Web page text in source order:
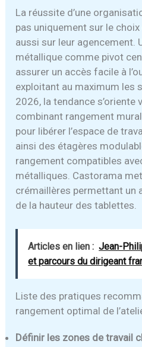
La réussite d’une
pas uniquement sur le
aussi sur leur agencement.
métallique comme pivot
assurer un accès facile à
exploitant au maximum les
2026, la tendance s’oriente
combinant rangement
pour libérer l’espace de
ainsi des étagères
rangement compatibles
métalliques. Castorama
crémaillères permettant un
de la hauteur des tablettes.
Articles en lien : Jean-
et parcours du dirigeant
Liste des pratiques
rangement optimal de
Définir les zones de travail